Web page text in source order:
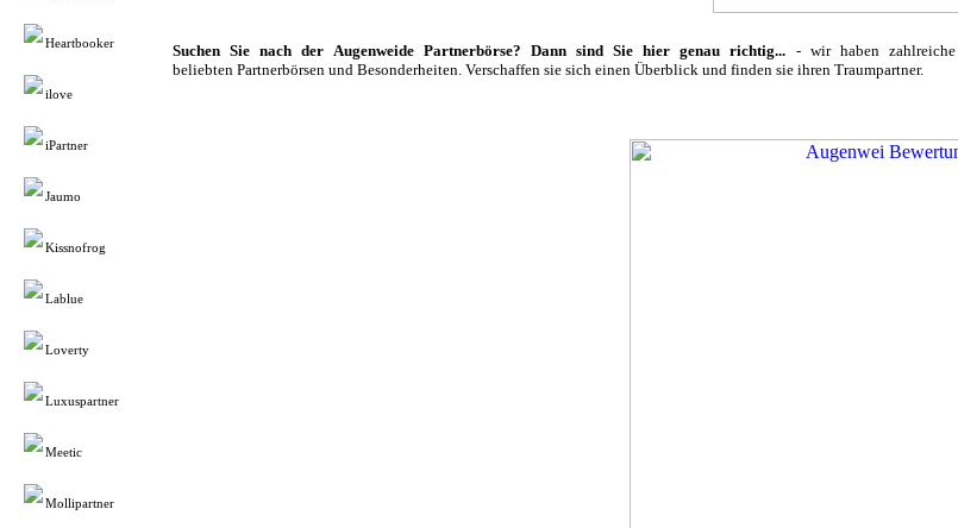
Heartbooker
ilove
iPartner
Jaumo
Kissnofrog
Lablue
Loverty
Luxuspartner
Meetic
Mollipartner
Suchen Sie nach der Augenweide Partnerbörse? Dann sind Sie hier genau richtig... - wir haben zahlreiche
beliebten Partnerbörsen und Besonderheiten. Verschaffen sie sich einen Überblick und finden sie ihren Traumpartner.